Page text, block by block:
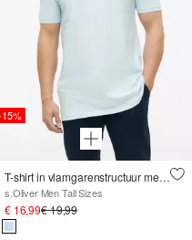
T-shirt in vlamgarenstructuur met logodetail
s.Oliver Men Tall Sizes
€ 16,99€ 19,99